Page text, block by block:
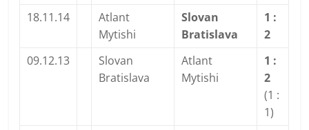
18.11.14
Atlant
Mytishi
Slovan
Bratislava
1 :
2
09.12.13
Slovan
Bratislava
Atlant
Mytishi
1 :
2
(1 :
1)